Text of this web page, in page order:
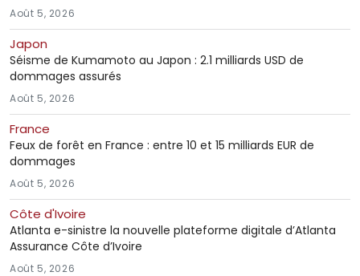
Août 5, 2026
Japon
Séisme de Kumamoto au Japon : 2.1 milliards USD de
dommages assurés
Août 5, 2026
France
Feux de forêt en France : entre 10 et 15 milliards EUR de
dommages
Août 5, 2026
Côte d'Ivoire
Atlanta e-sinistre la nouvelle plateforme digitale d’Atlanta
Assurance Côte d’Ivoire
Août 5, 2026